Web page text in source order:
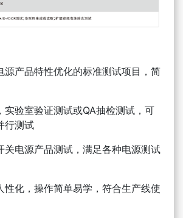
源产品特性优化的标准测试项目，简
实验室验证测试或QA抽检测试，可
行测试
关电源产品测试，满足各种电源测试
性化，操作简单易学，符合生产线使